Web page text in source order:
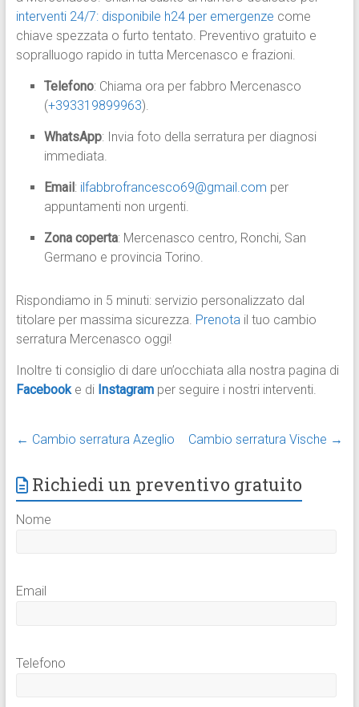
interventi 24/7: disponibile h24 per emergenze come
chiave spezzata o furto tentato. Preventivo gratuito e
sopralluogo rapido in tutta Mercenasco e frazioni.
Telefono: Chiama ora per fabbro Mercenasco
(+393319899963).
WhatsApp: Invia foto della serratura per diagnosi
immediata.
Email : ilfabbrofrancesco69@gmail.com per
appuntamenti non urgenti.
Zona coperta: Mercenasco centro, Ronchi, San
Germano e provincia Torino.
Rispondiamo in 5 minuti: servizio personalizzato dal
titolare per massima sicurezza. Prenotail tuo cambio
serratura Mercenasco oggi!
Inoltre ti consiglio di dare un’occhiata alla nostra pagina di
Facebook e di Instagram per seguire i nostri interventi.
← Cambio serratura Azeglio Cambio serratura Vische →
Richiedi un preventivo gratuito
Nome
Email
Telefono